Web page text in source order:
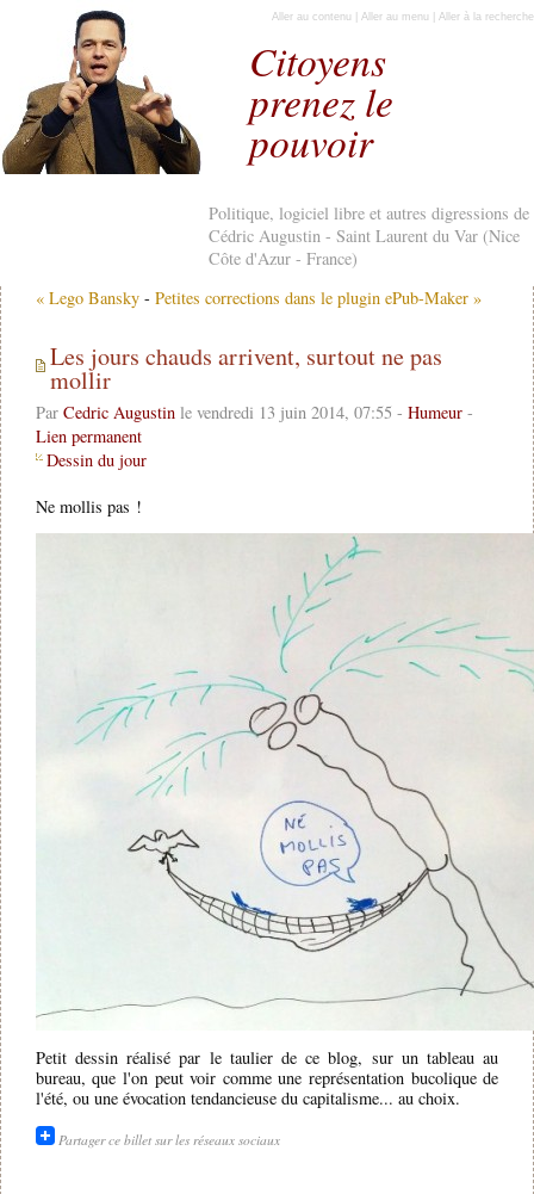
Citoyens
prenez le
pouvoir
Politique, logiciel libre et autres digressions de
Cédric Augustin - Saint Laurent du Var (Nice
Côte d'Azur - France)
Aller au contenu Aller au menu Aller à la recherche
« Lego Bansky - Petites corrections dans le plugin ePub-Maker »
Les jours chauds arrivent, surtout ne pas
mollir
Par Cedric Augustinle vendredi 13 juin 2014, 07:55 - Humeur-
Lien permanent
Dessin du jour
Ne mollis pas !
Petit dessin réalisé par le taulier de ce blog, sur un tableau au
bureau, que l'on peut voir comme une représentation bucolique de
l'été, ou une évocation tendancieuse du capitalisme... au choix.
Partager ce billet sur les réseaux sociaux